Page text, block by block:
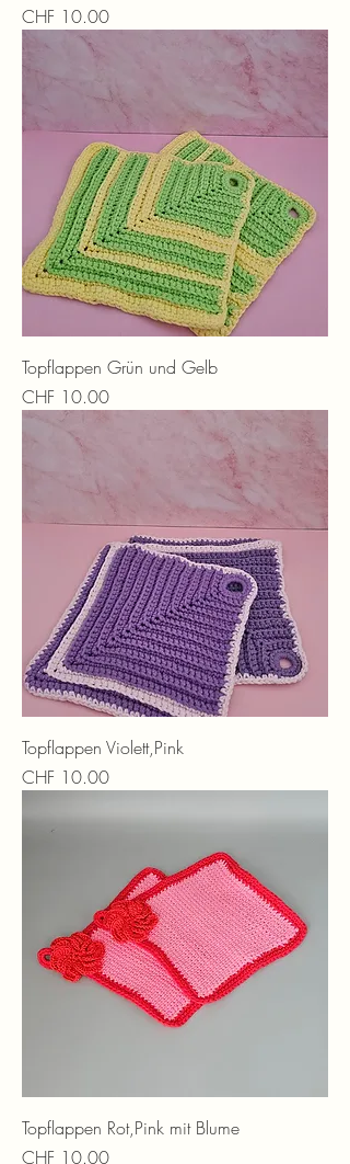
Preis
CHF 10.00
Topflappen Grün und Gelb
Preis
CHF 10.00
Topflappen Violett,Pink
Preis
CHF 10.00
Topflappen Rot,Pink mit Blume
Preis
CHF 10.00